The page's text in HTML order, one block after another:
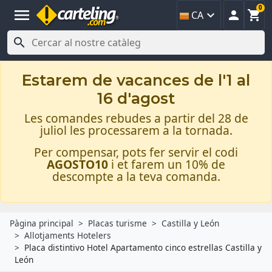
menu CA   
0

Estarem de vacances de l'1 al
16 d'agost
Les comandes rebudes a partir del 28 de
juliol les processarem a la tornada.
Per compensar, pots fer servir el codi
AGOSTO10 i et farem un 10% de
descompte a la teva comanda.
Pàgina principal Placas turisme
Castilla y León
Allotjaments Hotelers
Placa distintivo Hotel Apartamento cinco estrellas Castilla y
León